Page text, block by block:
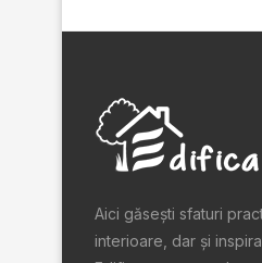
Aici găsești sfaturi
interioare, dar și